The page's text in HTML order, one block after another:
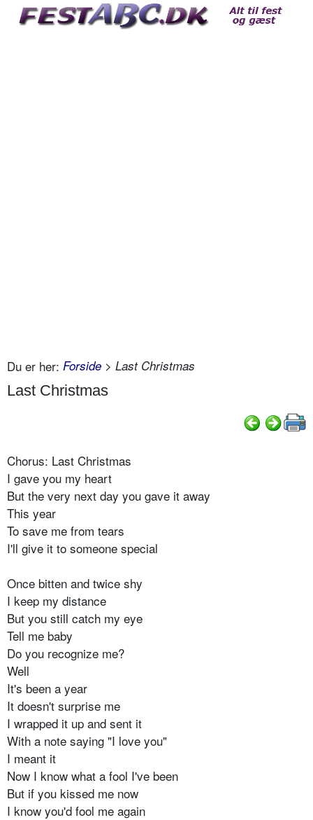
Du er her: Forside > Last Christmas
Last Christmas
Chorus: Last Christmas
I gave you my heart
But the very next day you gave it away
This year
To save me from tears
I'll give it to someone special
Once bitten and twice shy
I keep my distance
But you still catch my eye
Tell me baby
Do you recognize me?
Well
It's been a year
It doesn't surprise me
I wrapped it up and sent it
With a note saying "I love you"
I meant it
Now I know what a fool I've been
But if you kissed me now
I know you'd fool me again